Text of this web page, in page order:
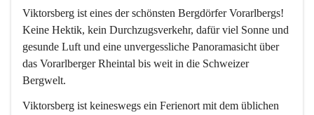
Viktorsberg ist eines der schönsten Bergdörfer Vorarlbergs!
Keine Hektik, kein Durchzugsverkehr, dafür viel Sonne und
gesunde Luft und eine unvergessliche Panoramasicht über
das Vorarlberger Rheintal bis weit in die Schweizer
Bergwelt.
Viktorsberg ist keineswegs ein Ferienort mit dem üblichen